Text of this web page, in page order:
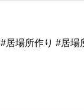
#居場所作り #居場